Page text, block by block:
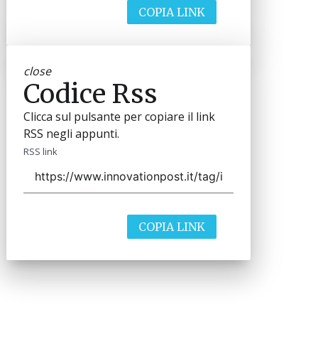
COPIA LINK
close
Codice Rss
Clicca sul pulsante per copiare il link
RSS negli appunti.
RSS link
COPIA LINK